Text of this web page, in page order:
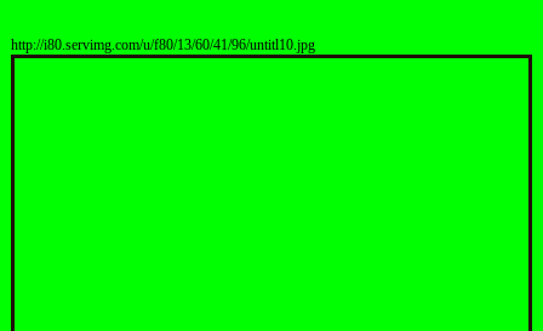
http://i80.servimg.com/u/f80/13/60/41/96/untitl10.jpg